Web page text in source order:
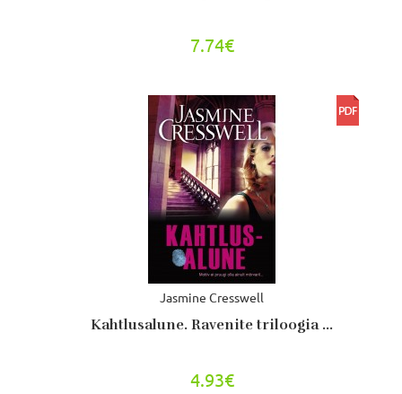
7.74€
Jasmine Cresswell
Kahtlusalune. Ravenite triloogia ...
4.93€